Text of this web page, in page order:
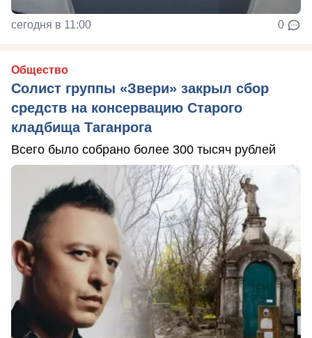
сегодня в 11:00 0
Общество
Солист группы «Звери» закрыл сбор
средств на консервацию Старого
кладбища Таганрога
Всего было собрано более 300 тысяч рублей